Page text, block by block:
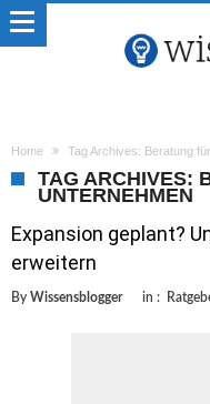
Home Tag Archives: Beratung
TAG ARCHIVES:
UNTERNEHMEN
Expansion geplant?
erweitern
By Wissensblogger in :